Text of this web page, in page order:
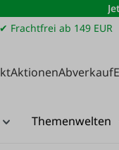
✔ Frachtfrei ab 149 EUR
AktionenAbverkauf
Themenwelten